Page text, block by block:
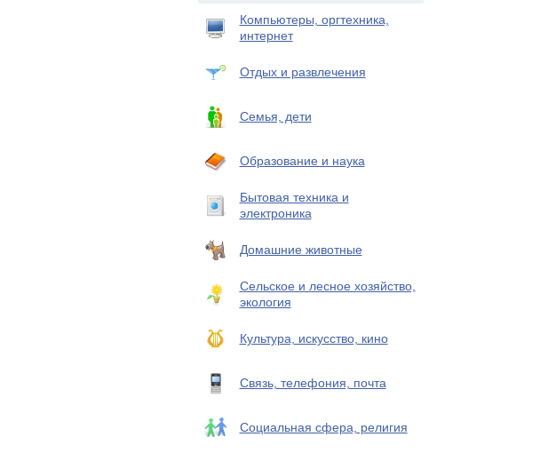
Компьютеры, оргтехника,
интернет
Отдых и развлечения
Семья, дети
Образование и наука
Бытовая техника и
электроника
Домашние животные
Сельское и лесное хозяйство,
экология
Культура, искусство, кино
Связь, телефония, почта
Социальная сфера, религия